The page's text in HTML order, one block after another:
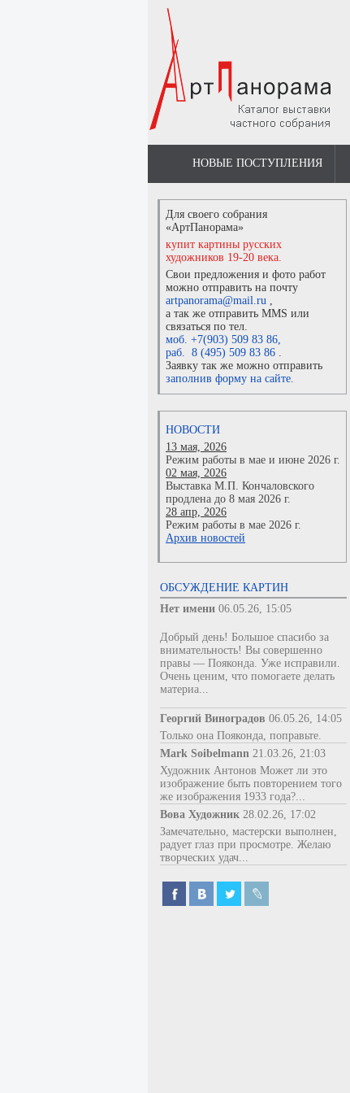
НОВЫЕ ПОСТУПЛЕНИЯ
Для своего собрания
«АртПанорама»
купит картины русских
художников 19-20 века.
Свои предложения и фото работ
можно отправить на почту
artpanorama@mail.ru ,
а так же отправить MMS или
связаться по тел.
моб. +7(903) 509 83 86,
раб. 8 (495) 509 83 86 .
Заявку так же можно отправить
заполнив форму на сайте.
НОВОСТИ
13 мая, 2026
Режим работы в мае и июне 2026 г.
02 мая, 2026
Выставка М.П. Кончаловского
продлена до 8 мая 2026 г.
28 апр, 2026
Режим работы в мае 2026 г.
Архив новостей
ОБСУЖДЕНИЕ КАРТИН
Нет имени 06.05.26, 15:05
Добрый день! Большое спасибо за
внимательность! Вы совершенно
правы — Пояконда. Уже исправили.
Очень ценим, что помогаете делать
материа...
Георгий Виноградов 06.05.26, 14:05
Только она Пояконда, поправьте.
Mark Soibelmann 21.03.26, 21:03
Художник Антонов Может ли это
изображение быть повторением того
же изображения 1933 года?...
Вова Художник 28.02.26, 17:02
Замечательно, мастерски выполнен,
радует глаз при просмотре. Желаю
творческих удач...